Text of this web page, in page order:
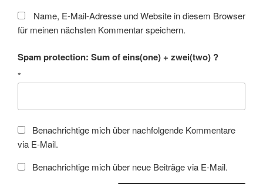
Name, E-Mail-Adresse und Website in diesem Browser
für meinen nächsten Kommentar speichern.
Spam protection: Sum of eins(one) + zwei(two) ?
*
Benachrichtige mich über nachfolgende Kommentare
via E-Mail.
Benachrichtige mich über neue Beiträge via E-Mail.